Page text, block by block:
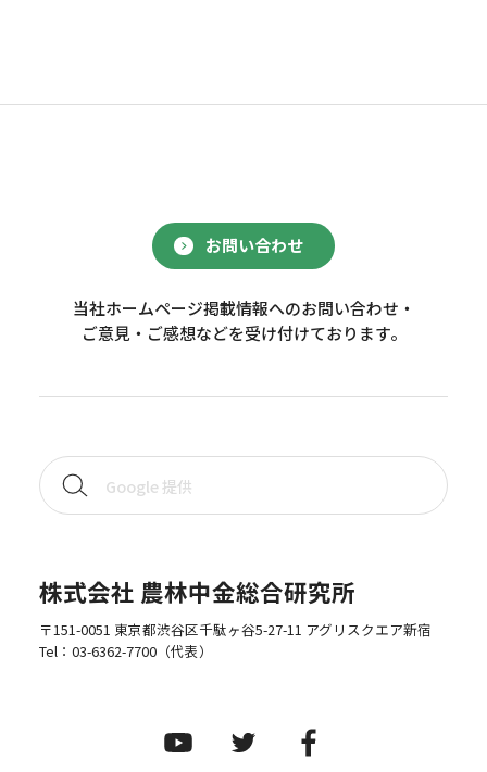
お問い合わせ
当社ホームページ掲載情報へのお問い合わせ・
ご意見・ご感想などを受け付けております。
株式会社 農林中金総合研究所
〒151-0051 東京都渋谷区千駄ヶ谷5-27-11 アグリスクエア新宿
Tel： 03-6362-7700（代表）